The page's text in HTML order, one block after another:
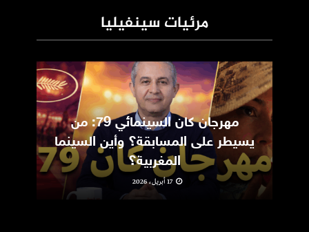
مرئيات سينفيليا
مهرجان كان السينمائي 79: من
يسيطر على المسابقة؟ وأين السينما
المغربية؟
17 أبريل، 2026